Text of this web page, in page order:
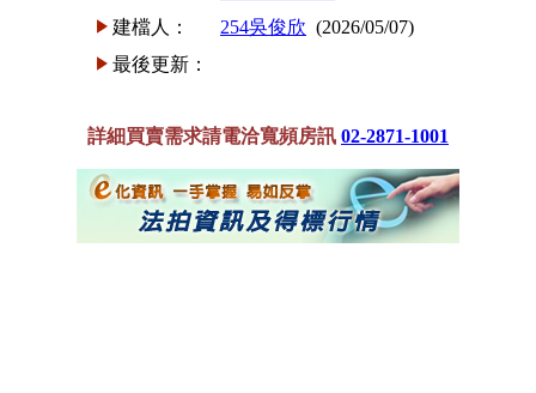
建檔人： 254吳俊欣 (2026/05/07)
最後更新：
詳細買賣需求請電洽寬頻房訊 02-2871-1001